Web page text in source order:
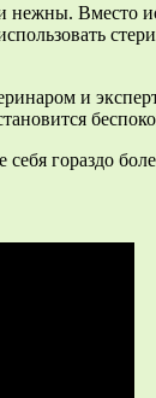
нежны. Вместо
и
гораздо